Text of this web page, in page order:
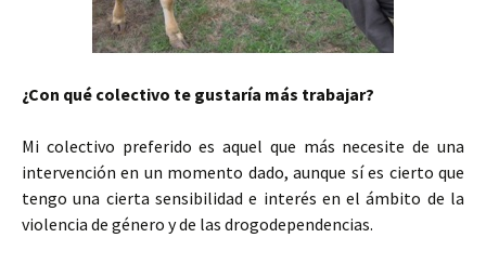
¿Con qué colectivo te gustaría más trabajar?
Mi colectivo preferido es aquel que más necesite de una
intervención en un momento dado, aunque sí es cierto que
tengo una cierta sensibilidad e interés en el ámbito de la
violencia de género y de las drogodependencias.